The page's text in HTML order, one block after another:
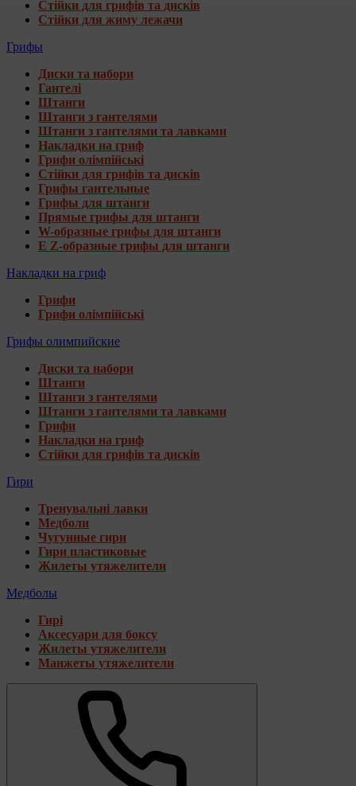
Стійки для грифів та дисків
Стійки для жиму лежачи
Грифы
Диски та набори
Гантелі
Штанги
Штанги з гантелями
Штанги з гантелями та лавками
Накладки на гриф
Грифи олімпійські
Стійки для грифів та дисків
Грифы гантельные
Грифы для штанги
Прямые грифы для штанги
W-образные грифы для штанги
E Z-образные грифы для штанги
Накладки на гриф
Грифи
Грифи олімпійські
Грифы олимпийские
Диски та набори
Штанги
Штанги з гантелями
Штанги з гантелями та лавками
Грифи
Накладки на гриф
Стійки для грифів та дисків
Гири
Тренувальні лавки
Медболи
Чугунные гири
Гири пластиковые
Жилеты утяжелители
Медболы
Гирі
Аксесуари для боксу
Жилеты утяжелители
Манжеты утяжелители